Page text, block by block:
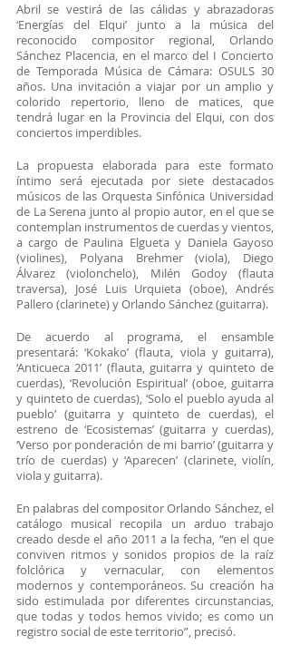
Abril se vestirá de las cálidas y abrazadoras
‘Energías del Elqui’ junto a la música del
reconocido compositor regional, Orlando
Sánchez Placencia, en el marco del I Concierto
de Temporada Música de Cámara: OSULS 30
años. Una invitación a viajar por un amplio y
colorido repertorio, lleno de matices, que
tendrá lugar en la Provincia del Elqui, con dos
conciertos imperdibles.
La propuesta elaborada para este formato
íntimo será ejecutada por siete destacados
músicos de las Orquesta Sinfónica Universidad
de La Serena junto al propio autor, en el que se
contemplan instrumentos de cuerdas y vientos,
a cargo de Paulina Elgueta y Daniela Gayoso
(violines), Polyana Brehmer (viola), Diego
Álvarez (violonchelo), Milén Godoy (flauta
traversa), José Luis Urquieta (oboe), Andrés
Pallero (clarinete) y Orlando Sánchez (guitarra).
De acuerdo al programa, el ensamble
presentará: ‘Kokako’ (flauta, viola y guitarra),
‘Anticueca 2011’ (flauta, guitarra y quinteto de
cuerdas), ‘Revolución Espiritual’ (oboe, guitarra
y quinteto de cuerdas), ‘Solo el pueblo ayuda al
pueblo’ (guitarra y quinteto de cuerdas), el
estreno de ‘Ecosistemas’ (guitarra y cuerdas),
‘Verso por ponderación de mi barrio’ (guitarra y
trío de cuerdas) y ‘Aparecen’ (clarinete, violín,
viola y guitarra).
En palabras del compositorOrlando Sánchez, el
catálogo musical recopila un arduo trabajo
creado desde el año 2011 a la fecha, “en el que
conviven ritmos y sonidos propios de la raíz
folclórica y vernacular, con elementos
modernos y contemporáneos. Su creación ha
sido estimulada por diferentes circunstancias,
que todas y todos hemos vivido; es como un
registro social de este territorio”, precisó.